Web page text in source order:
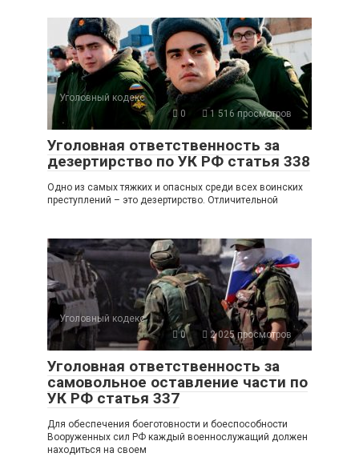
Уголовный кодекс
0
1 516 просмотров
Уголовная ответственность за
дезертирство по УК РФ статья 338
Одно из самых тяжких и опасных среди всех воинских
преступлений – это дезертирство. Отличительной
Уголовный кодекс
0
2 025 просмотров
Уголовная ответственность за
самовольное оставление части по
УК РФ статья 337
Для обеспечения боеготовности и боеспособности
Вооруженных сил РФ каждый военнослужащий должен
находиться на своем